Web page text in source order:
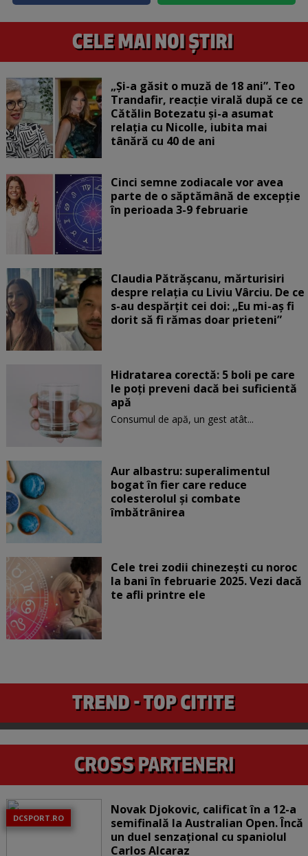
„Și-a găsit o muză de 18 ani”. Teo
Trandafir, reacție virală după ce ce
Cătălin Botezatu și-a asumat
relația cu Nicolle, iubita mai
tânără cu 40 de ani
Cinci semne zodiacale vor avea
parte de o săptămână de excepție
în perioada 3-9 februarie
Claudia Pătrășcanu, mărturisiri
despre relația cu Liviu Vârciu. De ce
s-au despărțit cei doi: „Eu mi-aș fi
dorit să fi rămas doar prieteni”
Hidratarea corectă: 5 boli pe care
le poți preveni dacă bei suficientă
apă
Consumul de apă, un gest atât...
Aur albastru: superalimentul
bogat în fier care reduce
colesterolul și combate
îmbătrânirea
Cele trei zodii chinezești cu noroc
la bani în februarie 2025. Vezi dacă
te afli printre ele
DCSPORT.RO
Novak Djokovic, calificat în a 12-a
semifinală la Australian Open. Încă
un duel senzațional cu spaniolul
Carlos Alcaraz